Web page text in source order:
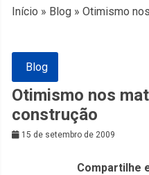
Início » Blog » Otimismo
Blog
Otimismo nos
construção
15 de setembro de 2009
Compartilhe